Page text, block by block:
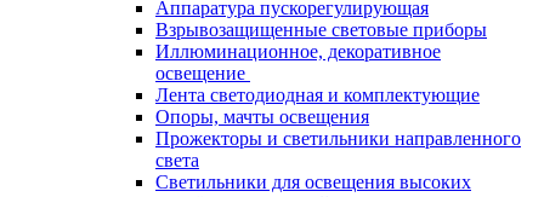
Аппаратура пускорегулирующая
Взрывозащищенные световые приборы
Иллюминационное, декоративное
освещение
Лента светодиодная и комплектующие
Опоры, мачты освещения
Прожекторы и светильники направленного
света
Светильники для освещения высоких